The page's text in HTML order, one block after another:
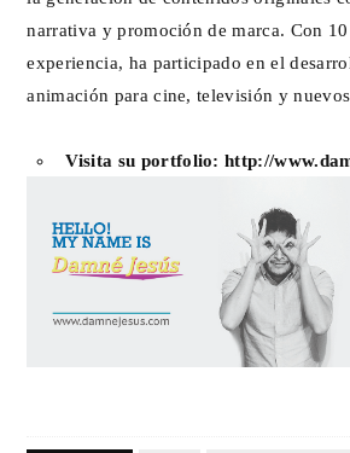
narrativa y promoción de marca. Con 10
experiencia, ha participado en el
animación para cine, televisión y
Visita su portfolio:http://